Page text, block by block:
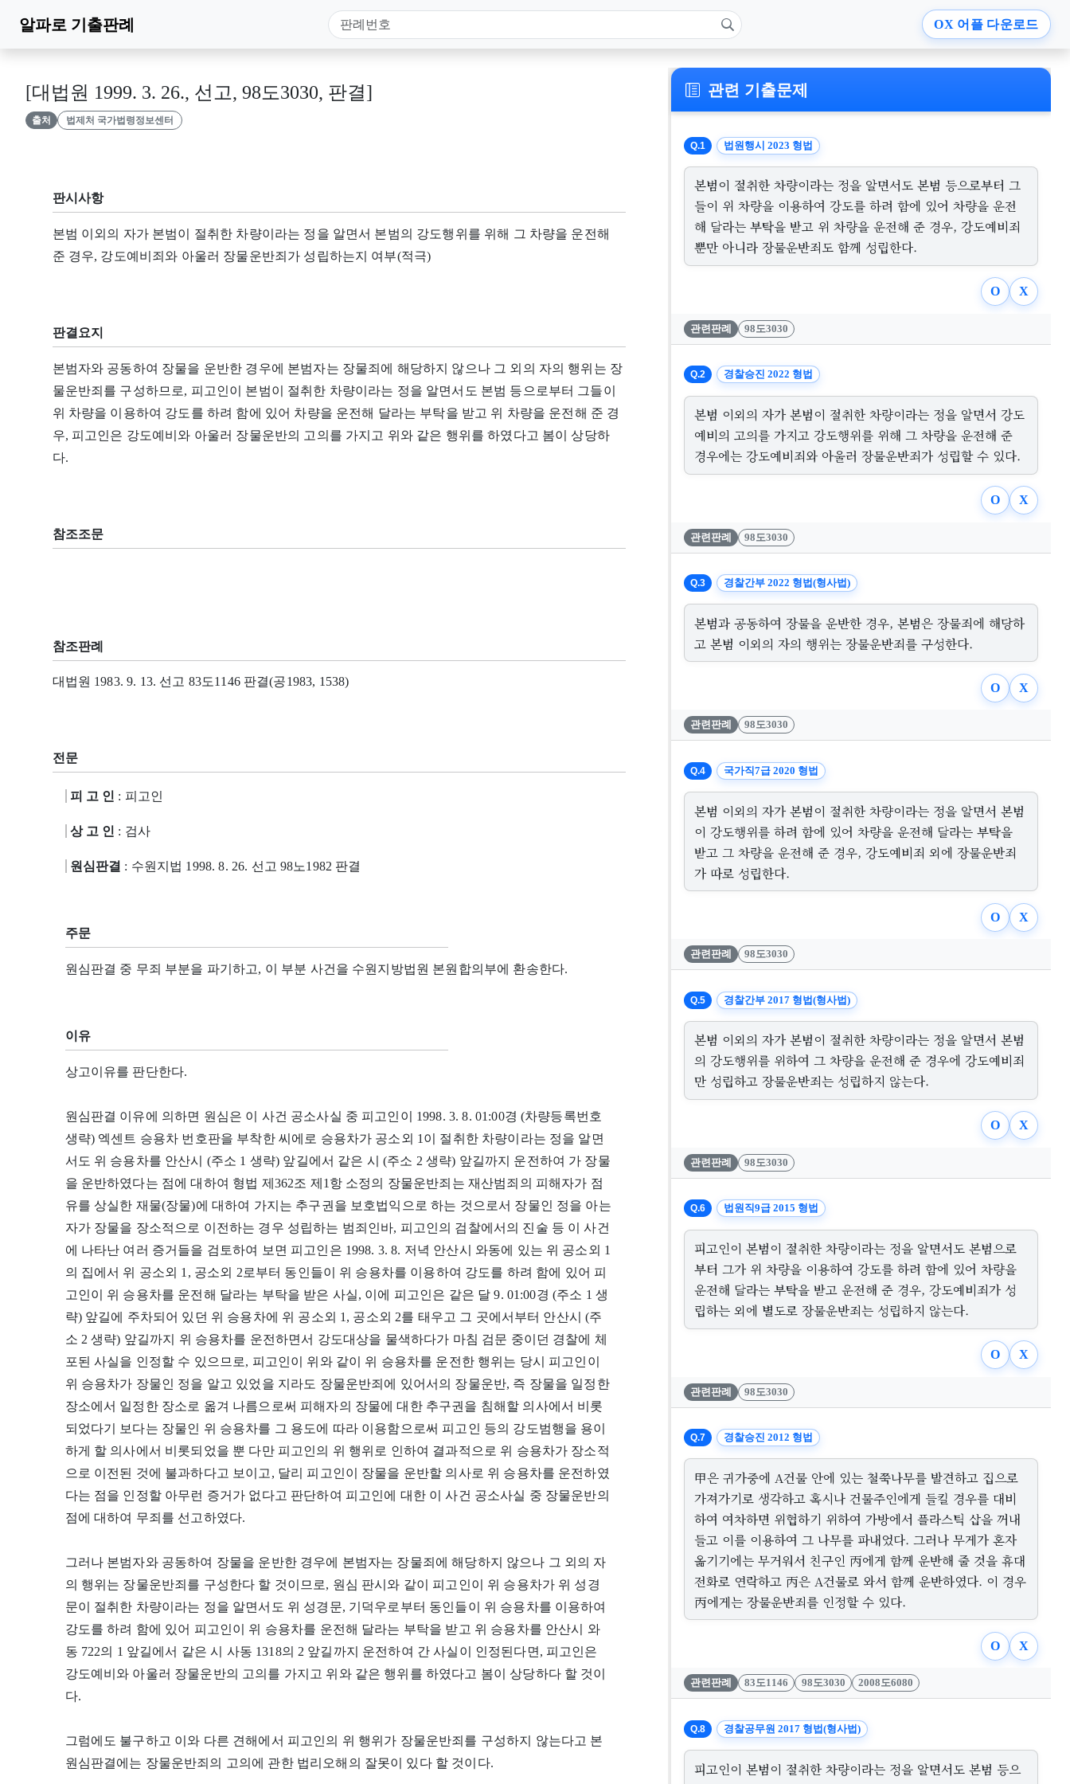
알파로 기출판례 OX 어플 다운로드
[대법원 1999. 3. 26., 선고, 98도3030, 판결]
출처 법제처 국가법령정보센터
판시사항
본범 이외의 자가 본범이 절취한 차량이라는 정을 알면서 본범의 강도행위를 위해 그 차량을 운전해
준 경우, 강도예비죄와 아울러 장물운반죄가 성립하는지 여부(적극)
판결요지
본범자와 공동하여 장물을 운반한 경우에 본범자는 장물죄에 해당하지 않으나 그 외의 자의 행위는 장
물운반죄를 구성하므로, 피고인이 본범이 절취한 차량이라는 정을 알면서도 본범 등으로부터 그들이
위 차량을 이용하여 강도를 하려 함에 있어 차량을 운전해 달라는 부탁을 받고 위 차량을 운전해 준 경
우, 피고인은 강도예비와 아울러 장물운반의 고의를 가지고 위와 같은 행위를 하였다고 봄이 상당하
다.
참조조문
참조판례
대법원 1983. 9. 13. 선고 83도1146 판결(공1983, 1538)
전문
피 고 인 : 피고인
상 고 인 : 검사
원심판결 : 수원지법 1998. 8. 26. 선고 98노1982 판결
주문
원심판결 중 무죄 부분을 파기하고, 이 부분 사건을 수원지방법원 본원합의부에 환송한다.
이유
상고이유를 판단한다.
원심판결 이유에 의하면 원심은 이 사건 공소사실 중 피고인이 1998. 3. 8. 01:00경 (차량등록번호
생략) 엑센트 승용차 번호판을 부착한 씨에로 승용차가 공소외 1이 절취한 차량이라는 정을 알면
서도 위 승용차를 안산시 (주소 1 생략) 앞길에서 같은 시 (주소 2 생략) 앞길까지 운전하여 가 장물
을 운반하였다는 점에 대하여 형법 제362조 제1항 소정의 장물운반죄는 재산범죄의 피해자가 점
유를 상실한 재물(장물)에 대하여 가지는 추구권을 보호법익으로 하는 것으로서 장물인 정을 아는
자가 장물을 장소적으로 이전하는 경우 성립하는 범죄인바, 피고인의 검찰에서의 진술 등 이 사건
에 나타난 여러 증거들을 검토하여 보면 피고인은 1998. 3. 8. 저녁 안산시 와동에 있는 위 공소외 1
의 집에서 위 공소외 1, 공소외 2로부터 동인들이 위 승용차를 이용하여 강도를 하려 함에 있어 피
고인이 위 승용차를 운전해 달라는 부탁을 받은 사실, 이에 피고인은 같은 달 9. 01:00경 (주소 1 생
략) 앞길에 주차되어 있던 위 승용차에 위 공소외 1, 공소외 2를 태우고 그 곳에서부터 안산시 (주
소 2 생략) 앞길까지 위 승용차를 운전하면서 강도대상을 물색하다가 마침 검문 중이던 경찰에 체
포된 사실을 인정할 수 있으므로, 피고인이 위와 같이 위 승용차를 운전한 행위는 당시 피고인이
위 승용차가 장물인 정을 알고 있었을 지라도 장물운반죄에 있어서의 장물운반, 즉 장물을 일정한
장소에서 일정한 장소로 옮겨 나름으로써 피해자의 장물에 대한 추구권을 침해할 의사에서 비롯
되었다기 보다는 장물인 위 승용차를 그 용도에 따라 이용함으로써 피고인 등의 강도범행을 용이
하게 할 의사에서 비롯되었을 뿐 다만 피고인의 위 행위로 인하여 결과적으로 위 승용차가 장소적
으로 이전된 것에 불과하다고 보이고, 달리 피고인이 장물을 운반할 의사로 위 승용차를 운전하였
다는 점을 인정할 아무런 증거가 없다고 판단하여 피고인에 대한 이 사건 공소사실 중 장물운반의
점에 대하여 무죄를 선고하였다.
그러나 본범자와 공동하여 장물을 운반한 경우에 본범자는 장물죄에 해당하지 않으나 그 외의 자
의 행위는 장물운반죄를 구성한다 할 것이므로, 원심 판시와 같이 피고인이 위 승용차가 위 성경
문이 절취한 차량이라는 정을 알면서도 위 성경문, 기덕우로부터 동인들이 위 승용차를 이용하여
강도를 하려 함에 있어 피고인이 위 승용차를 운전해 달라는 부탁을 받고 위 승용차를 안산시 와
동 722의 1 앞길에서 같은 시 사동 1318의 2 앞길까지 운전하여 간 사실이 인정된다면, 피고인은
강도예비와 아울러 장물운반의 고의를 가지고 위와 같은 행위를 하였다고 봄이 상당하다 할 것이
다.
그럼에도 불구하고 이와 다른 견해에서 피고인의 위 행위가 장물운반죄를 구성하지 않는다고 본
원심판결에는 장물운반죄의 고의에 관한 법리오해의 잘못이 있다 할 것이다.
관련 기출문제
Q.1 법원행시 2023 형법
본범이 절취한 차량이라는 정을 알면서도 본범 등으로부터 그
들이 위 차량을 이용하여 강도를 하려 함에 있어 차량을 운전
해 달라는 부탁을 받고 위 차량을 운전해 준 경우, 강도예비죄
뿐만 아니라 장물운반죄도 함께 성립한다.
O X
관련판례 98도3030
Q.2 경찰승진 2022 형법
본범 이외의 자가 본범이 절취한 차량이라는 정을 알면서 강도
예비의 고의를 가지고 강도행위를 위해 그 차량을 운전해 준
경우에는 강도예비죄와 아울러 장물운반죄가 성립할 수 있다.
O X
관련판례 98도3030
Q.3 경찰간부 2022 형법(형사법)
본범과 공동하여 장물을 운반한 경우, 본범은 장물죄에 해당하
고 본범 이외의 자의 행위는 장물운반죄를 구성한다.
O X
관련판례 98도3030
Q.4 국가직7급 2020 형법
본범 이외의 자가 본범이 절취한 차량이라는 정을 알면서 본범
이 강도행위를 하려 함에 있어 차량을 운전해 달라는 부탁을
받고 그 차량을 운전해 준 경우, 강도예비죄 외에 장물운반죄
가 따로 성립한다.
O X
관련판례 98도3030
Q.5 경찰간부 2017 형법(형사법)
본범 이외의 자가 본범이 절취한 차량이라는 정을 알면서 본범
의 강도행위를 위하여 그 차량을 운전해 준 경우에 강도예비죄
만 성립하고 장물운반죄는 성립하지 않는다.
O X
관련판례 98도3030
Q.6 법원직9급 2015 형법
피고인이 본범이 절취한 차량이라는 정을 알면서도 본범으로
부터 그가 위 차량을 이용하여 강도를 하려 함에 있어 차량을
운전해 달라는 부탁을 받고 운전해 준 경우, 강도예비죄가 성
립하는 외에 별도로 장물운반죄는 성립하지 않는다.
O X
관련판례 98도3030
Q.7 경찰승진 2012 형법
甲은 귀가중에 A건물 안에 있는 철쭉나무를 발견하고 집으로
가져가기로 생각하고 혹시나 건물주인에게 들킬 경우를 대비
하여 여차하면 위협하기 위하여 가방에서 플라스틱 삽을 꺼내
들고 이를 이용하여 그 나무를 파내었다. 그러나 무게가 혼자
옮기기에는 무거워서 친구인 丙에게 함께 운반해 줄 것을 휴대
전화로 연락하고 丙은 A건물로 와서 함께 운반하였다. 이 경우
丙에게는 장물운반죄를 인정할 수 있다.
O X
관련판례 83도1146 98도3030 2008도6080
Q.8 경찰공무원 2017 형법(형사법)
피고인이 본범이 절취한 차량이라는 정을 알면서도 본범 등으